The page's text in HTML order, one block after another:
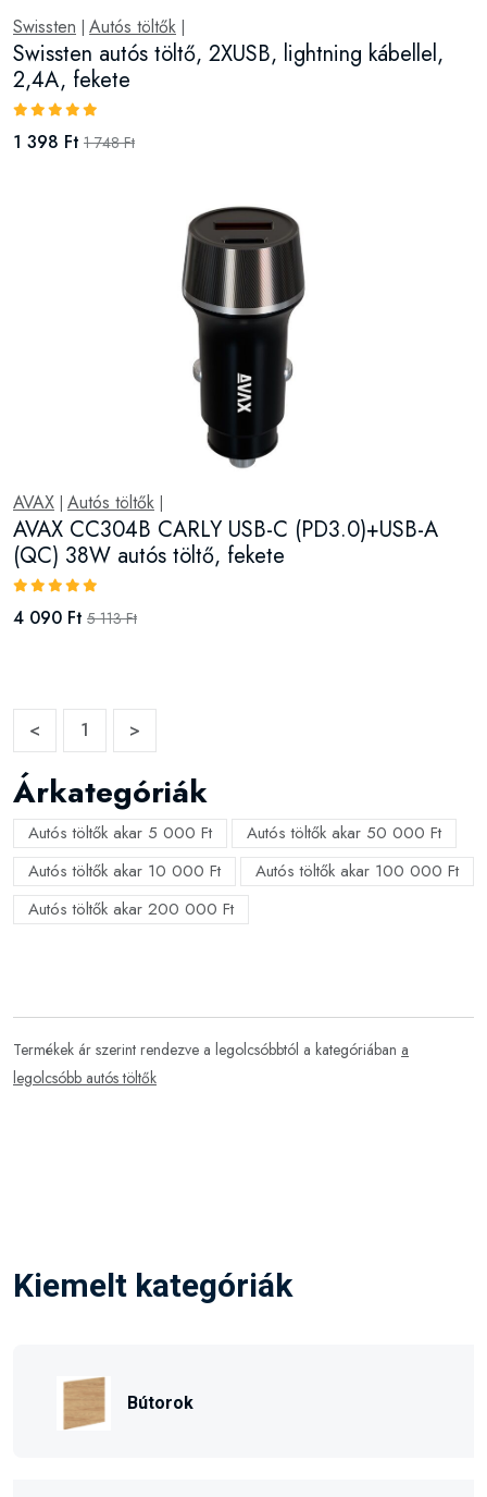
Swissten | Autós töltők |
Swissten autós töltő, 2XUSB, lightning kábellel,
2,4A, fekete
1 398 Ft 1 748 Ft
AVAX | Autós töltők |
AVAX CC304B CARLY USB-C (PD3.0)+USB-A
(QC) 38W autós töltő, fekete
4 090 Ft 5 113 Ft
< 1 >
Árkategóriák
Autós töltők akar 5 000 Ft
Autós töltők akar 50 000 Ft
Autós töltők akar 10 000 Ft
Autós töltők akar 100 000 Ft
Autós töltők akar 200 000 Ft
Termékek ár szerint rendezve a legolcsóbbtól a kategóriában a
legolcsóbb autós töltők
Kiemelt kategóriák
Bútorok